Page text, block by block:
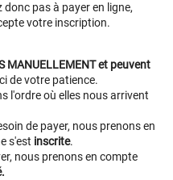
donc pas à payer en ligne,
votre inscription.
MANUELLEMENT et peuvent
de votre patience.
l'ordre où elles nous arrivent
de payer, nous prenons en
s'est inscrite.
nous prenons en compte